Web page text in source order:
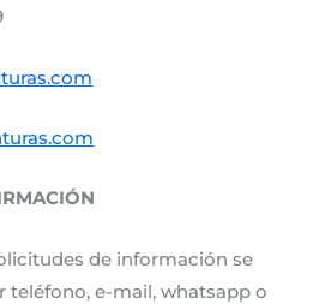
de información se
teléfono, e-mail, whatsapp o